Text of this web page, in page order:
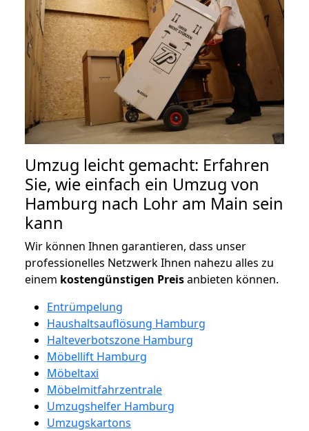
Umzug leicht gemacht: Erfahren
Sie, wie einfach ein Umzug von
Hamburg nach Lohr am Main sein
kann
Wir können Ihnen garantieren, dass unser
professionelles Netzwerk Ihnen nahezu alles zu
einem kostengünstigen Preisanbieten können.
Entrümpelung
Haushaltsauflösung Hamburg
Halteverbotszone Hamburg
Möbellift Hamburg
Möbeltaxi
Möbelmitfahrzentrale
Umzugshelfer Hamburg
Umzugskartons